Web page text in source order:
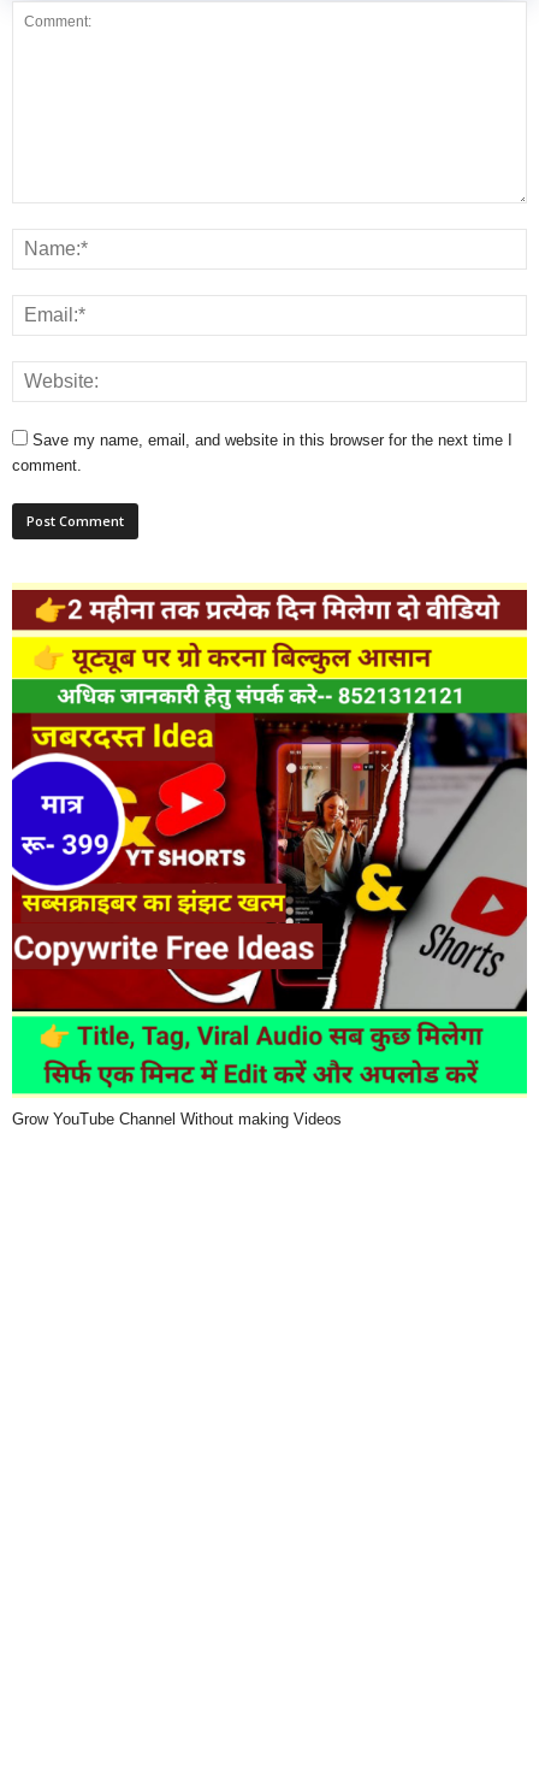
Save my name, email, and website in this browser for the next time I
comment.
Grow YouTube Channel Without making Videos